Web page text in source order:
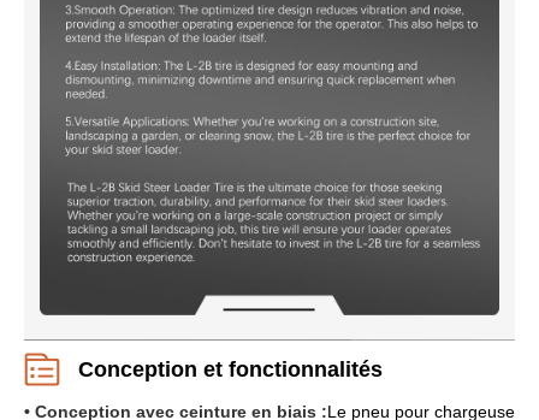
Conception et fonctionnalités
• Conception avec ceinture en biais :Le pneu pour chargeuse